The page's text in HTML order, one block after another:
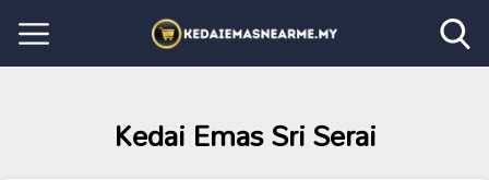
Kedai Emas Sri Serai